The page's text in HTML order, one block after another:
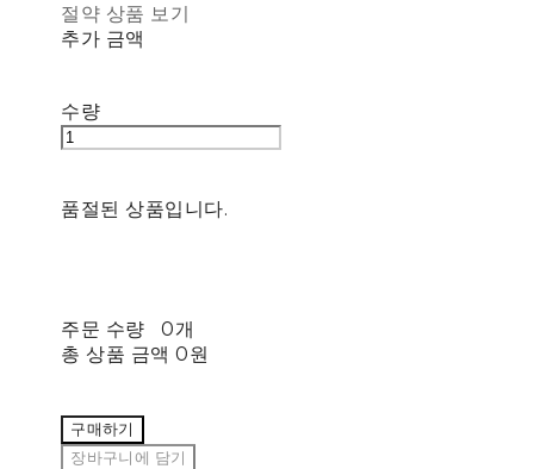
절약 상품 보기
추가 금액
수량
품절된 상품입니다.
주문 수량
0개
총 상품 금액 0원
구매하기
장바구니에 담기